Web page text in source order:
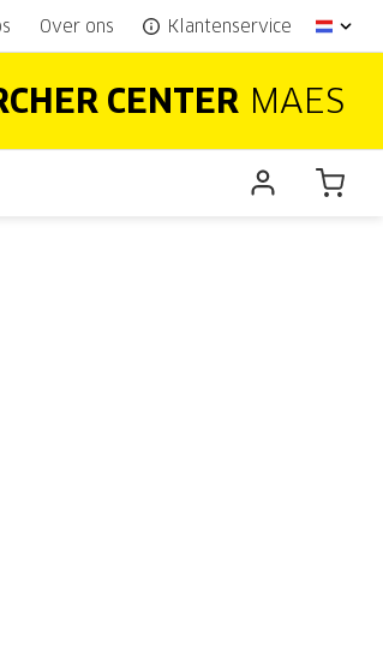
Over ons Klantenservice
CENTER MAES